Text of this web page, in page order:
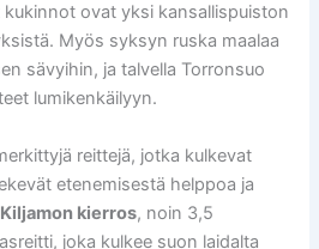
ovat yksi kansallispuiston
Myös syksyn ruska maalaa
sävyihin, ja talvella Torronsuo
lumikenkäilyyn.
reittejä, jotka kulkevat
etenemisestä helppoa ja
Kiljamon kierros, noin 3,5
joka kulkee suon laidalta